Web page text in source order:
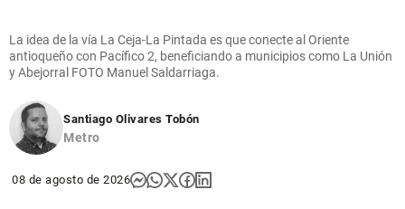
La idea de la vía La Ceja-La Pintada es que conecte al Oriente
antioqueño con Pacífico 2, beneficiando a municipios como La Unión
y Abejorral FOTO Manuel Saldarriaga.
Santiago Olivares Tobón
Metro
08 de agosto de 2026